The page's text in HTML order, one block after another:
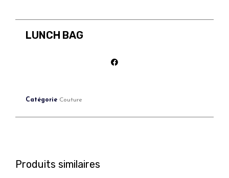
LUNCH BAG
Catégorie Couture
Produits similaires